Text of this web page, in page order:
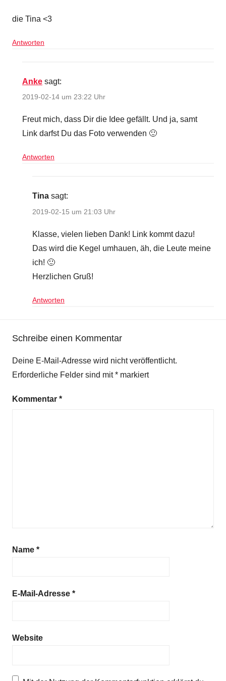
die Tina <3
Antworten
Anke sagt:
2019-02-14 um 23:22 Uhr
Freut mich, dass Dir die Idee gefällt. Und ja, samt
Link darfst Du das Foto verwenden 🙂
Antworten
Tina sagt:
2019-02-15 um 21:03 Uhr
Klasse, vielen lieben Dank! Link kommt dazu!
Das wird die Kegel umhauen, äh, die Leute meine
ich! 🙂
Herzlichen Gruß!
Antworten
Schreibe einen Kommentar
Deine E-Mail-Adresse wird nicht veröffentlicht.
Erforderliche Felder sind mit* markiert
Kommentar *
Name *
E-Mail-Adresse *
Website